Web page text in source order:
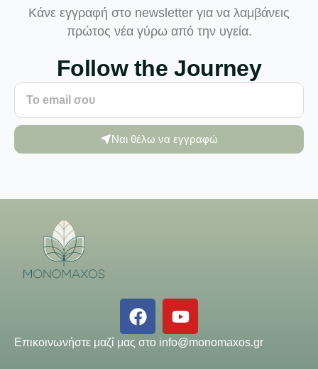
Κάνε εγγραφή στο newsletter για να λαμβάνεις
πρώτος νέα γύρω από την υγεία.
Follow the Journey
Ναι θέλω να εγγραφώ
Επικοινωνήστε μαζί μας στο info@monomaxos.gr